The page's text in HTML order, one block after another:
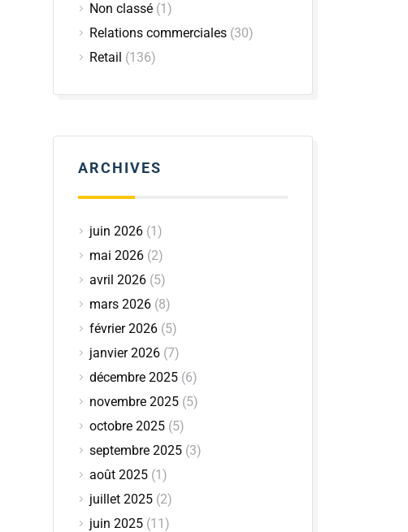
Non classé (1)
Relations commerciales (30)
Retail (136)
ARCHIVES
juin 2026 (1)
mai 2026 (2)
avril 2026 (5)
mars 2026 (8)
février 2026 (5)
janvier 2026 (7)
décembre 2025 (6)
novembre 2025 (5)
octobre 2025 (5)
septembre 2025 (3)
août 2025 (1)
juillet 2025 (2)
juin 2025 (11)